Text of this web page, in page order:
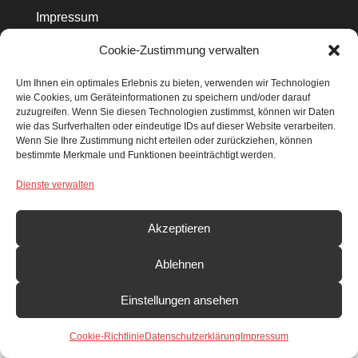
Cookie-Zustimmung verwalten
Um Ihnen ein optimales Erlebnis zu bieten, verwenden wir Technologien
wie Cookies, um Geräteinformationen zu speichern und/oder darauf
zuzugreifen. Wenn Sie diesen Technologien zustimmst, können wir Daten
wie das Surfverhalten oder eindeutige IDs auf dieser Website verarbeiten.
Wenn Sie Ihre Zustimmung nicht erteilen oder zurückziehen, können
bestimmte Merkmale und Funktionen beeinträchtigt werden.
Dienste verwalten
Akzeptieren
Ablehnen
Einstellungen ansehen
Cookie-Richtlinie Datenschutzerklärung Impressum
Impressum
Datenschutz
Cookie Richtlinie
SUCHEN & FINDEN
Search
© Förderkreis Heimatkunde e.V.